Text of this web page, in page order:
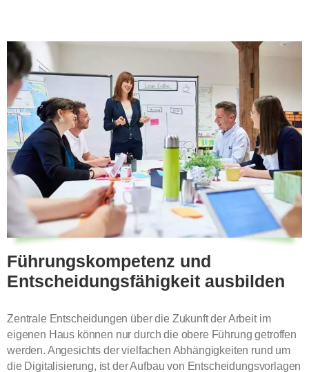
Führungskompetenz und
Entscheidungsfähigkeit ausbilden
Zentrale Entscheidungen über die Zukunft der Arbeit im
eigenen Haus können nur durch die obere Führung getroffen
werden. Angesichts der vielfachen Abhängigkeiten rund um
die Digitalisierung, ist der Aufbau von Entscheidungsvorlagen